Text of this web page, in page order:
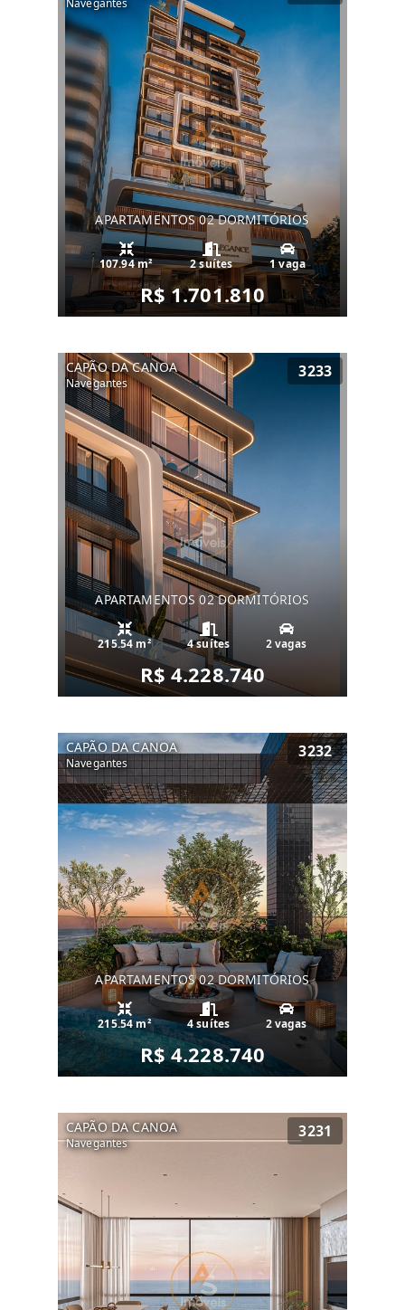
Navegantes
APARTAMENTOS 02 DORMITÓRIOS
107.94 m² 2 suítes 1 vaga
R$ 1.701.810
CAPÃO DA CANOA
Navegantes
3233
APARTAMENTOS 02 DORMITÓRIOS
215.54 m² 4 suítes 2 vagas
R$ 4.228.740
CAPÃO DA CANOA
Navegantes
3232
APARTAMENTOS 02 DORMITÓRIOS
215.54 m² 4 suítes 2 vagas
R$ 4.228.740
CAPÃO DA CANOA
Navegantes
3231